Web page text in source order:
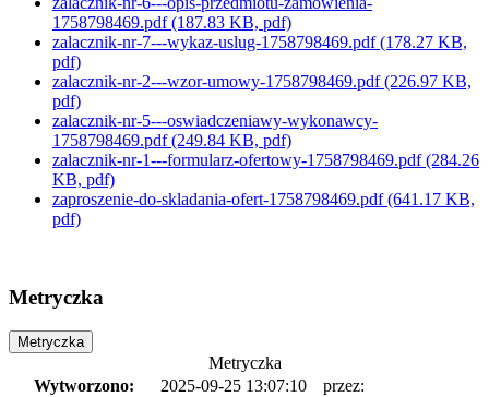
1758798469.pdf(187.83 KB, pdf)
zalacznik-nr-7---wykaz-uslug-1758798469.pdf(178.27 KB,
pdf)
zalacznik-nr-2---wzor-umowy-1758798469.pdf(226.97 KB,
pdf)
zalacznik-nr-5---oswiadczeniawy-wykonawcy-
1758798469.pdf(249.84 KB, pdf)
zalacznik-nr-1---formularz-ofertowy-1758798469.pdf(284.26
KB, pdf)
zaproszenie-do-skladania-ofert-1758798469.pdf(641.17 KB,
pdf)
Metryczka
Metryczka
Metryczka
Wytworzono:
2025-09-25 13:07:10
przez: